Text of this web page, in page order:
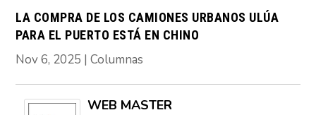
LA COMPRA DE LOS CAMIONES URBANOS ULÚA
PARA EL PUERTO ESTÁ EN CHINO
Nov 6, 2025 |Columnas
WEB MASTER